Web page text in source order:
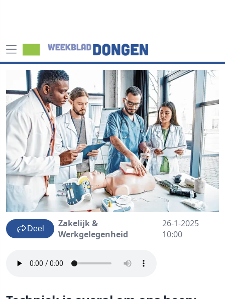
Deel
Zakelijk &
Werkgelegenheid
26-1-2025
10:00